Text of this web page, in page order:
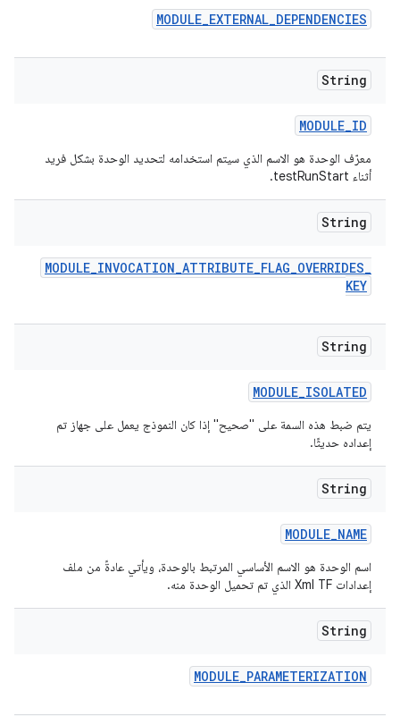
MODULE_EXTERNAL_DEPENDENCIES
String
MODULE_ID
معرّف الوحدة هو الاسم الذي سيتم استخدامه لتحديد الوحدة بشكل فريد
أثناء testRunStart.
String
MODULE_INVOCATION_ATTRIBUTE_FLAG_OVERRIDES_
KEY
String
MODULE_ISOLATED
يتم ضبط هذه السمة على "صحيح" إذا كان النموذج يعمل على جهاز تم
إعداده حديثًا.
String
MODULE_NAME
اسم الوحدة هو الاسم الأساسي المرتبط بالوحدة، ويأتي عادةً من ملف
إعدادات Xml TF الذي تم تحميل الوحدة منه.
String
MODULE_PARAMETERIZATION